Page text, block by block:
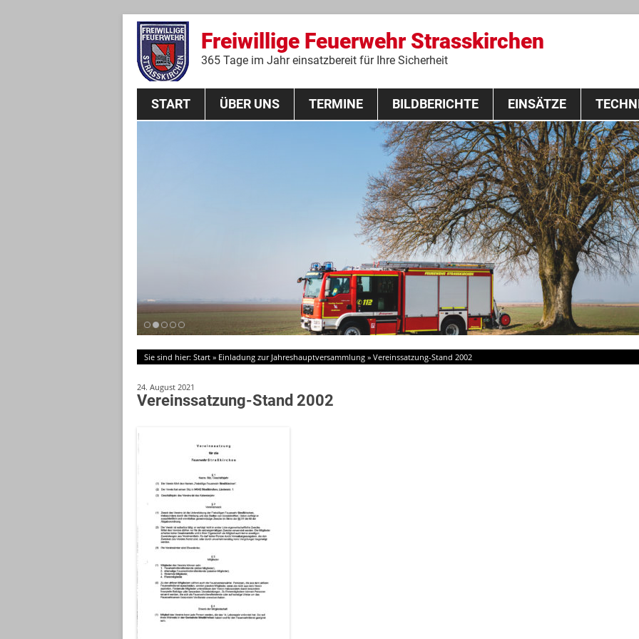
Freiwillige Feuerwehr Strasskirchen
365 Tage im Jahr einsatzbereit für Ihre Sicherheit
Zum
springen
START ÜBER UNS TERMINE
THL Lehrgang 2020
BILDBERICHTE EINSÄTZE
Fahrzeuge
Ausrüstung
Sie sind hier: Start » Einladung zur Jahreshauptversammlung » Vereinssatzung-Stand 2002
24. August 2021
Vereinssatzung-Stand 2002